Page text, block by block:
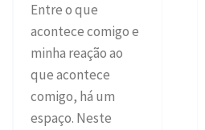
Entre o que
acontece comigo e
minha reação ao
que acontece
comigo, há um
espaço. Neste